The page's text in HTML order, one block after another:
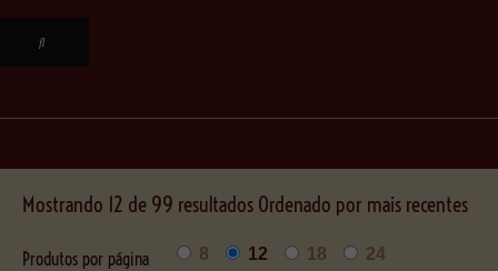
Mostrando 12 de 99 resultados Ordenado por mais recentes
Produtos por página 8 12 18 24